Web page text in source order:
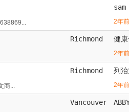
sam
2年前
Richmond 健
2年前
...
Richmond 列
2年前
Vancouver